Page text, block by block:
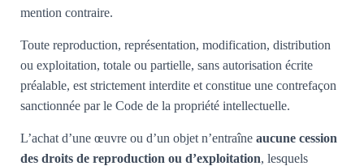
mention contraire.
Toute reproduction, représentation, modification, distribution
ou exploitation, totale ou partielle, sans autorisation écrite
préalable, est strictement interdite et constitue une contrefaçon
sanctionnée par le Code de la propriété intellectuelle.
L’achat d’une œuvre ou d’un objet n’entraîne aucune cession
des droits de reproduction ou d’exploitation, lesquels